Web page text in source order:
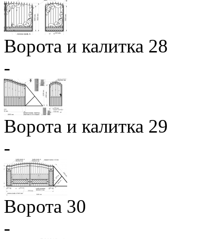
Ворота и калитка 28
-
Ворота и калитка 29
-
Ворота 30
-